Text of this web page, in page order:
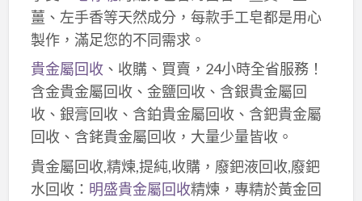
薑、左手香等天然成分，每款手工皂都是用心
製作，滿足您的不同需求。
貴金屬回收、收購、買賣，24小時全省服務！
含金貴金屬回收、金鹽回收、含銀貴金屬回
收、銀膏回收、含鉑貴金屬回收、含鈀貴金屬
回收、含銠貴金屬回收，大量少量皆收。
貴金屬回收,精煉,提純,收購，廢鈀液回收,廢鈀
水回收： 明盛貴金屬回收精煉，專精於黃金回